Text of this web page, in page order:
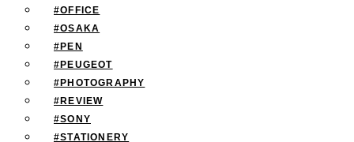
#OFFICE
#OSAKA
#PEN
#PEUGEOT
#PHOTOGRAPHY
#REVIEW
#SONY
#STATIONERY